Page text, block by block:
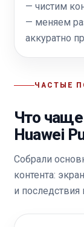
— чистим
— меняем
аккуратно
ЧАСТЫЕ
Что
Huawei
Собрали
контента:
и последствия